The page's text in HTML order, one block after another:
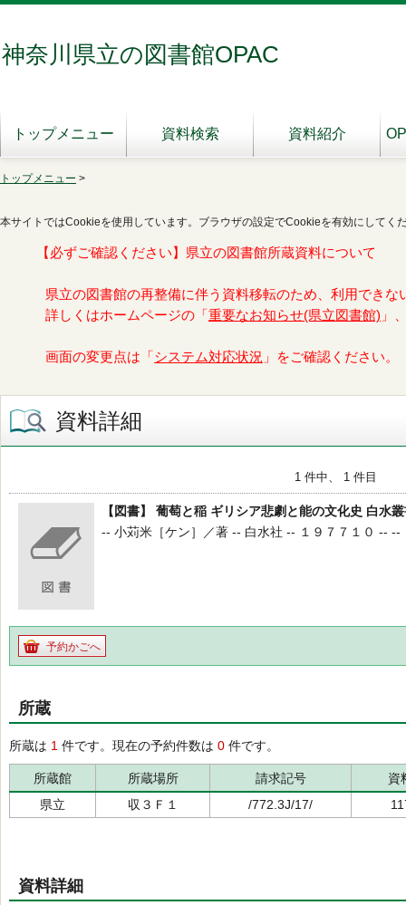
神奈川県立の図書館OPAC
トップメニュー 資料検索 資料紹介
トップメニュー >
本サイトではCookieを使用しています。ブラウザの設定でCookieを有効にしてく
【必ずご確認ください】県立の図書館所蔵資料について
県立の図書館の再整備に伴う資料移転のため、利用できな
詳しくはホームページの「 重要なお知らせ(県立図書館) 」
画面の変更点は「 システム対応状況 」をご確認ください。
資料詳細
1 件中、 1 件目
【図書】 葡萄と稲 ギリシア悲劇と能の文化史 白水
-- 小苅米［ケン］／著 -- 白水社 -- １９７７１０ -- --
予約かごへ
所蔵
所蔵は 1 件です。現在の予約件数は 0 件です。
所蔵館 所蔵場所 請求記号
資
県立
収３Ｆ１ /772.3J/17/
資料詳細